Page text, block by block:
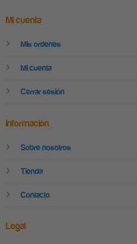
Mi cuenta
Mis ordenes
Mi cuenta
Cerrar sesión
Información
Sobre nosotros
Tienda
Contacto
Legal